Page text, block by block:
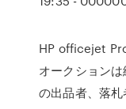
HP officejet
オークション
の出品者、落